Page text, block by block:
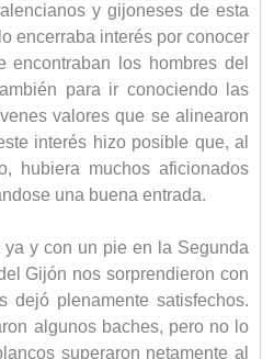
y gijoneses de esta
encerraba interés por conocer
encontraban los hombres del
para ir conociendo las
valores que se alinearon
interés hizo posible que, al
hubiera muchos aficionados
una buena entrada.
y con un pie en la Segunda
Gijón nos sorprendieron con
dejó plenamente satisfechos.
algunos baches, pero no lo
superaron netamente al